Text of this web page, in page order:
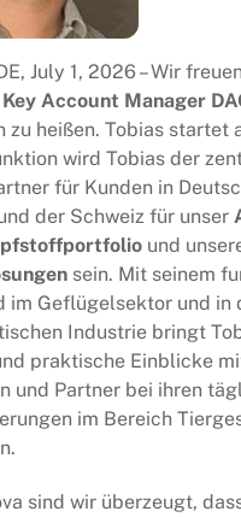
July 1, 2026 – Wir
Key Account Manager
zu heißen. Tobias startet
wird Tobias der
für Kunden in
der Schweiz für unser
und
sein. Mit seinem
im Geflügelsektor und in
Industrie bringt
praktische Einblicke
und Partner bei ihren
im Bereich
sind wir überzeugt,